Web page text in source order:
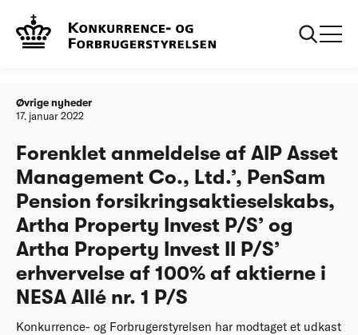
Forside
PenSam Pension forsikringsaktieselskabs, Artha Property
Invest P/S’ og Artha Property Invest II P/S’ erhvervelse af
Øvrige nyheder
17. januar 2022
Forenklet anmeldelse af AIP Asset
Management Co., Ltd.’, PenSam
Pension forsikringsaktieselskabs,
Artha Property Invest P/S’ og
Artha Property Invest II P/S’
erhvervelse af 100% af aktierne i
NESA Allé nr. 1 P/S
Konkurrence- og Forbrugerstyrelsen har modtaget et udkast